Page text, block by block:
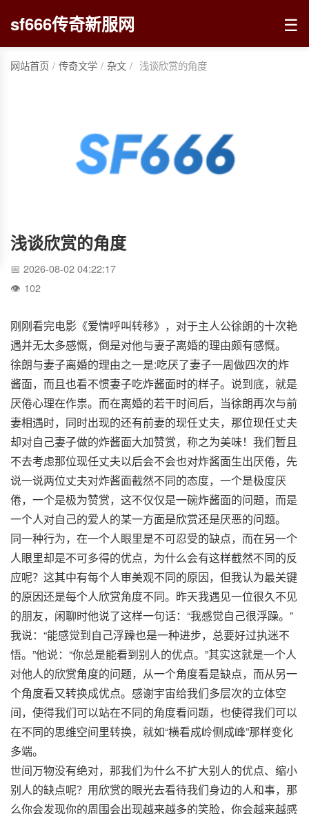
sf666传奇新服网 ☰
网站首页 / 传奇文学 / 杂文 / 浅谈欣赏的角度
浅谈欣赏的角度
2026-08-02 04:22:17
102
刚刚看完电影《爱情呼叫转移》，对于主人公徐朗的十次艳
遇并无太多感慨，倒是对他与妻子离婚的理由颇有感慨。
徐朗与妻子离婚的理由之一是:吃厌了妻子一周做四次的炸
酱面，而且也看不惯妻子吃炸酱面时的样子。说到底，就是
厌倦心理在作祟。而在离婚的若干时间后，当徐朗再次与前
妻相遇时，同时出现的还有前妻的现任丈夫，那位现任丈夫
却对自己妻子做的炸酱面大加赞赏，称之为美味！我们暂且
不去考虑那位现任丈夫以后会不会也对炸酱面生出厌倦，先
说一说两位丈夫对炸酱面截然不同的态度，一个是极度厌
倦，一个是极为赞赏，这不仅仅是一碗炸酱面的问题，而是
一个人对自己的爱人的某一方面是欣赏还是厌恶的问题。
同一种行为，在一个人眼里是不可忍受的缺点，而在另一个
人眼里却是不可多得的优点，为什么会有这样截然不同的反
应呢？这其中有每个人审美观不同的原因，但我认为最关键
的原因还是每个人欣赏角度不同。昨天我遇见一位很久不见
的朋友，闲聊时他说了这样一句话：“我感觉自己很浮躁。”
我说：“能感觉到自己浮躁也是一种进步，总要好过执迷不
悟。”他说：“你总是能看到别人的优点。”其实这就是一个人
对他人的欣赏角度的问题，从一个角度看是缺点，而从另一
个角度看又转换成优点。感谢宇宙给我们多层次的立体空
间，使得我们可以站在不同的角度看问题，也使得我们可以
在不同的思维空间里转换，就如“横看成岭侧成峰”那样变化
多端。
世间万物没有绝对，那我们为什么不扩大别人的优点、缩小
别人的缺点呢？用欣赏的眼光去看待我们身边的人和事，那
么你会发现你的周围会出现越来越多的笑脸，你会越来越感